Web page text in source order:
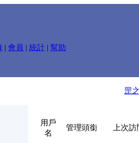
| 會員 | 統計 | 幫助
罡
用戶
名
管理頭銜 上次訪